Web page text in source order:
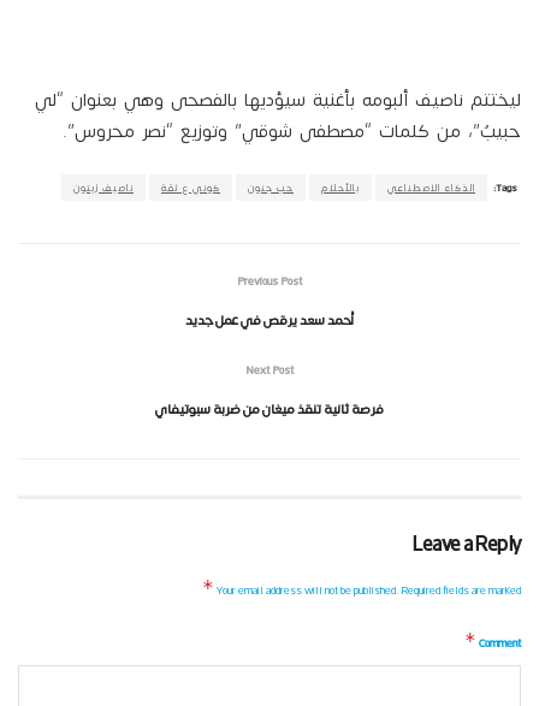
ليختتم ناصيف ألبومه بأغنية سيؤديها بالفصحى وهي بعنوان “لي
حبيبٌ”، من كلمات “مصطفى شوقي” وتوزيع “نصر محروس”.
Tags: الذكاء الاصطناعي بالأحلام حب جنون كوني ع ثقة ناصيف زيتون
Previous Post
أحمد سعد يرقص في عمل جديد
Next Post
فرصة ثانية تنقذ ميغان من ضربة سبوتيفاي
Leave a Reply
Your email address will not be published.Required fields are marked
*
Comment
*